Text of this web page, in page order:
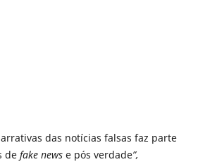
das notícias falsas faz parte
de fake news e pós verdade”,